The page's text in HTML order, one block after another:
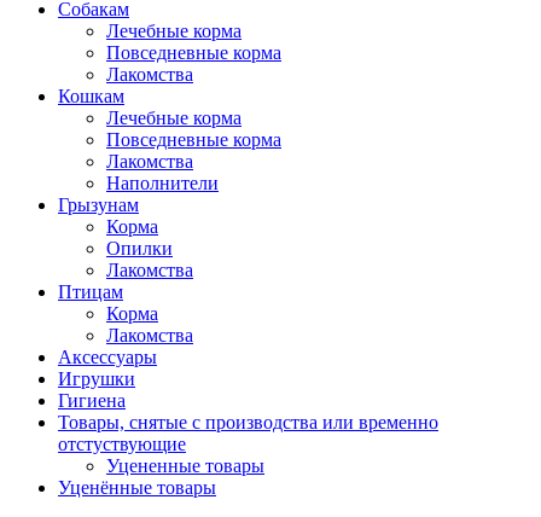
Собакам
Лечебные корма
Повседневные корма
Лакомства
Кошкам
Лечебные корма
Повседневные корма
Лакомства
Наполнители
Грызунам
Корма
Опилки
Лакомства
Птицам
Корма
Лакомства
Аксессуары
Игрушки
Гигиена
Товары, снятые с производства или временно
отстуствующие
Уцененные товары
Уценённые товары